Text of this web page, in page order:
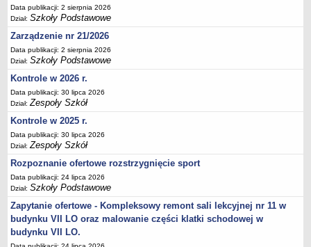
Deklaracja dostępności
PORADNIE PSYCHOLOGICZNO-PEDAGOGICZNE
Zespół Poradni
BIURO FINANSÓW OŚWIATY
Dane podstawowe
Statut
Majątek
Ogłoszenia
Zarządzenia
Rejestry, ewidencje, archiwa
Kontrole
PONOWNE WYKORZYSTYWANIE
Sprawozdania
Data publikacji: 2 sierpnia 2026
Dział:Szkoły Podstawowe
Zarządzenie nr 21/2026
Data publikacji: 2 sierpnia 2026
Dział:Szkoły Podstawowe
Kontrole w 2026 r.
Data publikacji: 30 lipca 2026
Dział:Zespoły Szkół
Kontrole w 2025 r.
Data publikacji: 30 lipca 2026
Dział:Zespoły Szkół
Rozpoznanie ofertowe rozstrzygnięcie sport
Data publikacji: 24 lipca 2026
Dział:Szkoły Podstawowe
Zapytanie ofertowe - Kompleksowy remont sali lekcyjnej nr 11 w
budynku VII LO oraz malowanie części klatki schodowej w
budynku VII LO.